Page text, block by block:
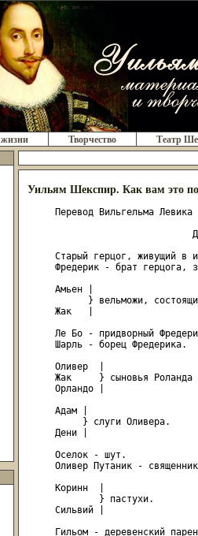
Творчество
Театр
Уильям Шекспир. Как вам это
     Перевод Вильгельма Левика
Старый герцог, живущий в
Фредерик - брат герцога,
     Амьен |
} вельможи,
     Жак   |
Ле Бо - придворный
     Шарль - борец Фредерика.
     Оливер  |
Жак     } сыновья Роланда
     Opлaндo |
     Адам |
          } слуги Оливера.
     Дени |
     Оселок - шут.
Оливер Путаник -
     Коринн  |
             } пастухи.
     Сильвий |
Гильом - деревенский